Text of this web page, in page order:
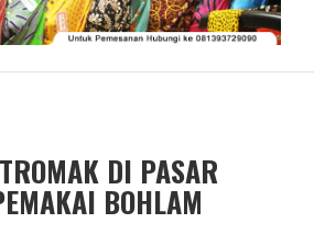
DI PASAR
BOHLAM